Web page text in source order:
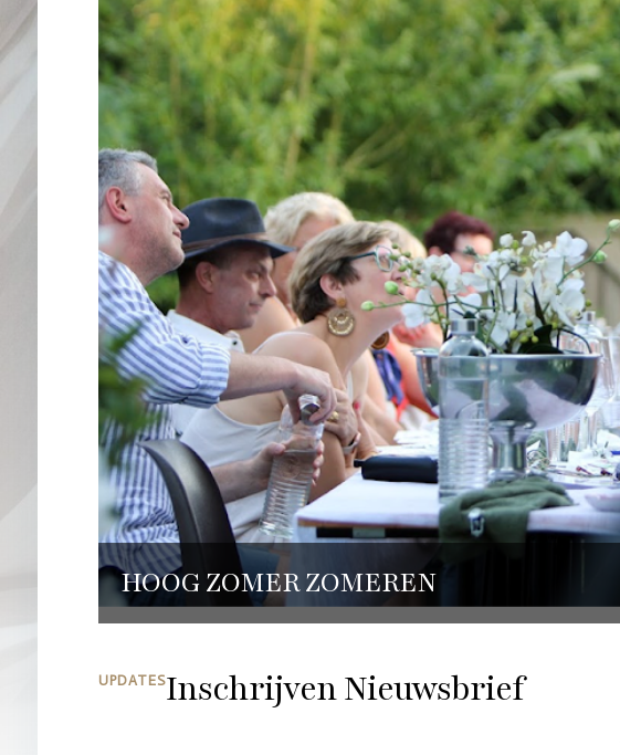
HOOG ZOMER ZOMEREN
UPDATESInschrijven Nieuwsbrief